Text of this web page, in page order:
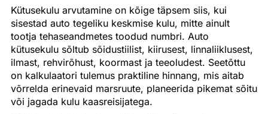
Kütusekulu arvutamine on kõige täpsem siis, kui
sisestad auto tegeliku keskmise kulu, mitte ainult
tootja tehaseandmetes toodud numbri. Auto
kütusekulu sõltub sõidustiilist, kiirusest, linnaliiklusest,
ilmast, rehvirõhust, koormast ja teeoludest. Seetõttu
on kalkulaatori tulemus praktiline hinnang, mis aitab
võrrelda erinevaid marsruute, planeerida pikemat sõitu
või jagada kulu kaasreisijatega.